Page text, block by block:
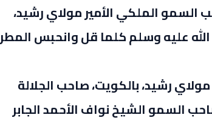
السمو الملكي الأمير مولاي رشيد،
عليه وسلم كلما قل وانحبس المطر
مولاي رشيد، بالكويت، صاحب الجلالة
السمو الشيخ نواف الأحمد الجابر